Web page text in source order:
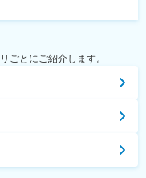
ごとにご紹介します。